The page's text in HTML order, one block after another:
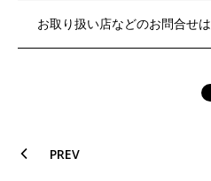
お取り扱い店などのお問合せは
PREV